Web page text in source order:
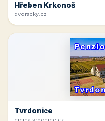
Hřeben Krkonoš
dvoracky.cz
Tvrdonice
cicinatvrdonice.cz